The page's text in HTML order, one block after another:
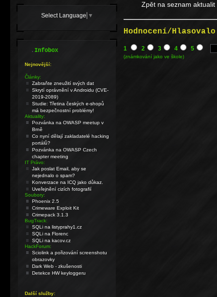
Zpět na seznam aktualit
Hodnocení/
1 2 3 4 5
(známkování jako ve škole)
Select Language ▼
.Infobox
Nejnovější:
Články:
Zabraňte zneužití svých dat
Skrytí oprávnění v Androidu (CVE-
2019-2089)
Studie: Třetina českých e-shopů
má bezpečnostní problémy!
Aktuality:
Pozvánka na OWASP meetup v
Brně
Co nyní dělají zakladatelé hacking
portálů?
Pozvánka na OWASP Czech
chapter meeting
IT Právo:
Jak poslat Email, aby se
nejednalo o spam?
Konverzace na ICQ jako důkaz.
Uveřejnění cizích fotografií
Soubory:
Phoenix 2.5
Crimeware Exploit Kit
Crimepack 3.1.3
BugTrack:
SQLi na listyprahy1.cz
SQLi na Florenc
SQLi na kacov.cz
HackForum:
Sciolink a pořizování screenshotu
obrazovky
Dark Web - zkušenosti
Detekce HW keyloggeru
Další služby: